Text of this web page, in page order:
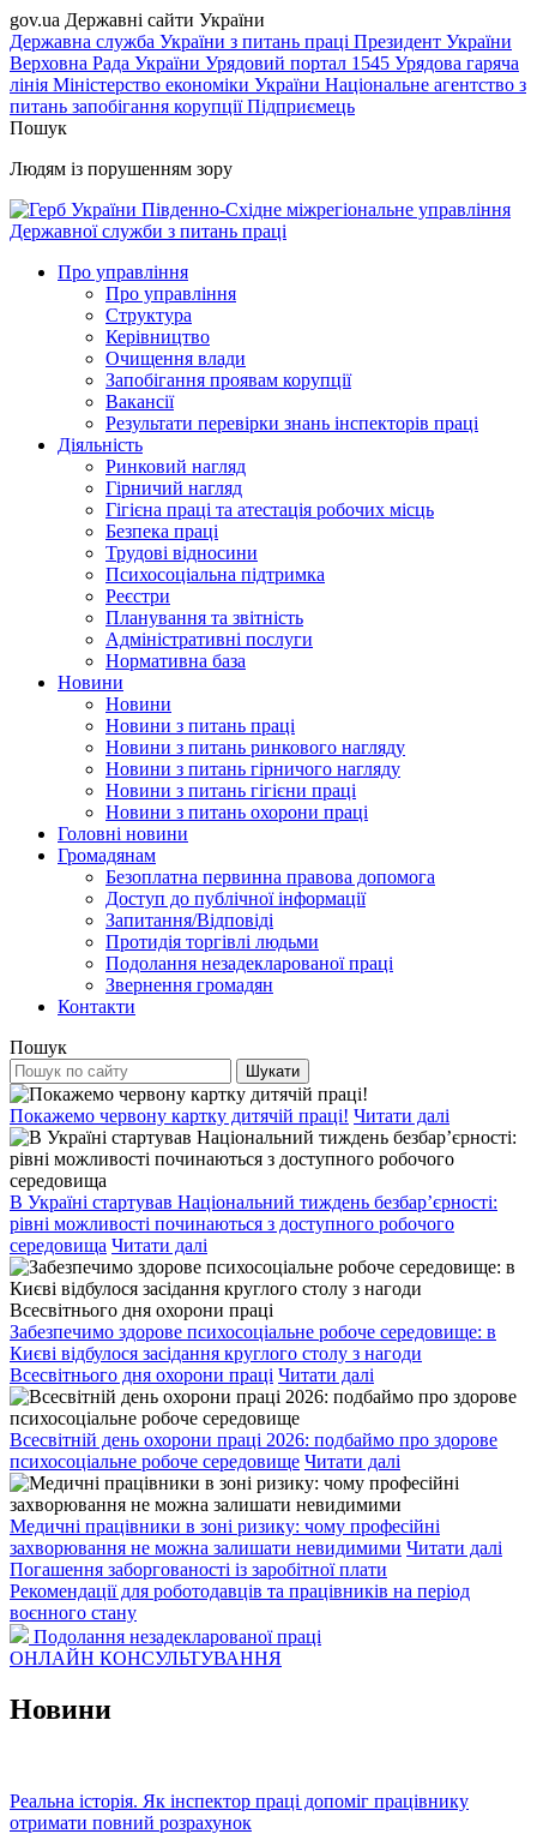
gov.ua Державні сайти України
Державна служба України з питань праці Президент України
Верховна Рада України Урядовий портал 1545 Урядова гаряча
лінія Міністерство економіки України Національне агентство з
питань запобігання корупціїПідприємець
Пошук
Людям із порушенням зору
Південно-Східне міжрегіональне управління
Державної служби з питань праці
Про управління
Про управління
Структура
Керівництво
Очищення влади
Запобігання проявам корупції
Вакансії
Результати перевірки знань інспекторів праці
Діяльність
Ринковий нагляд
Гірничий нагляд
Гігієна праці та атестація робочих місць
Безпека праці
Трудові відносини
Психосоціальна підтримка
Реєстри
Планування та звітність
Адміністративні послуги
Нормативна база
Новини
Новини
Новини з питань праці
Новини з питань ринкового нагляду
Новини з питань гірничого нагляду
Новини з питань гігієни праці
Новини з питань охорони праці
Головні новини
Громадянам
Безоплатна первинна правова допомога
Доступ до публічної інформації
Запитання/Відповіді
Протидія торгівлі людьми
Подолання незадекларованої праці
Звернення громадян
Контакти
Пошук
Покажемо червону картку дитячій праці! Читати далі
В Україні стартував Національний тиждень безбар’єрності:
рівні можливості починаються з доступного робочого
середовища Читати далі
Забезпечимо здорове психосоціальне робоче середовище: в
Києві відбулося засідання круглого столу з нагоди
Всесвітнього дня охорони праці Читати далі
Всесвітній день охорони праці 2026: подбаймо про здорове
психосоціальне робоче середовище Читати далі
Медичні працівники в зоні ризику: чому професійні
захворювання не можна залишати невидимими Читати далі
Погашення заборгованості із заробітної плати
Рекомендації для роботодавців та працівників на період
воєнного стану
Подолання незадекларованої праці
ОНЛАЙН КОНСУЛЬТУВАННЯ
Новини
Реальна історія. Як інспектор праці допоміг працівнику
отримати повний розрахунок